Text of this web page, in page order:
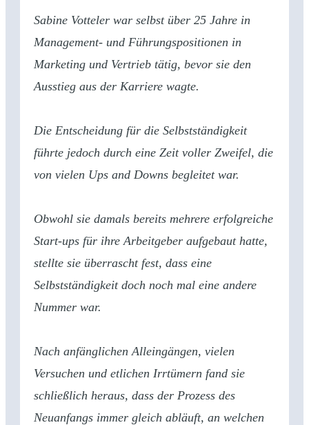
Sabine Votteler war selbst über 25 Jahre in
Management- und Führungspositionen in
Marketing und Vertrieb tätig, bevor sie den
Ausstieg aus der Karriere wagte.
Die Entscheidung für die Selbstständigkeit
führte jedoch durch eine Zeit voller Zweifel, die
von vielen Ups and Downs begleitet war.
Obwohl sie damals bereits mehrere erfolgreiche
Start-ups für ihre Arbeitgeber aufgebaut hatte,
stellte sie überrascht fest, dass eine
Selbstständigkeit doch noch mal eine andere
Nummer war.
Nach anfänglichen Alleingängen, vielen
Versuchen und etlichen Irrtümern fand sie
schließlich heraus, dass der Prozess des
Neuanfangs immer gleich abläuft, an welchen